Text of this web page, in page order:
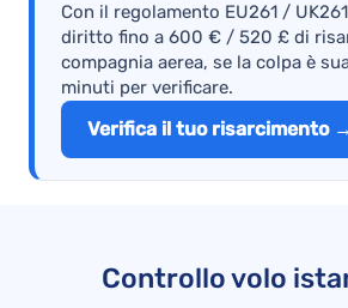
Con il regolamento EU261 /
diritto fino a 600 € / 520 £ di
compagnia aerea, se la colpa è
minuti per verificare.
Verifica il tuo risarcimento →
Controllo volo